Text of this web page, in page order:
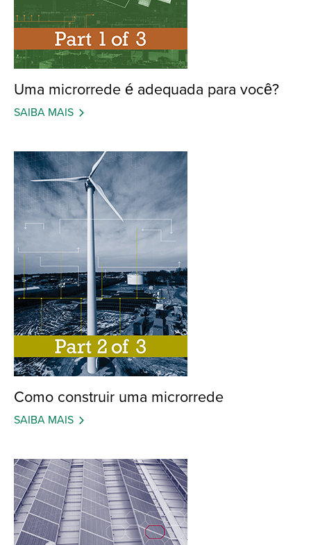
Uma microrrede é adequada para você?
SAIBA MAIS
Como construir uma microrrede
SAIBA MAIS